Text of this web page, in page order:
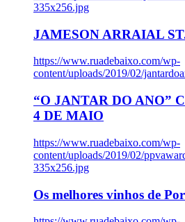
335x256.jpg
JAMESON ARRAIAL
https://www.ruadebaixo.com/wp-
content/uploads/2019/02/
“O JANTAR DO ANO”
4 DE MAIO
https://www.ruadebaixo.com/wp-
content/uploads/2019/02/
335x256.jpg
Os melhores vinhos de